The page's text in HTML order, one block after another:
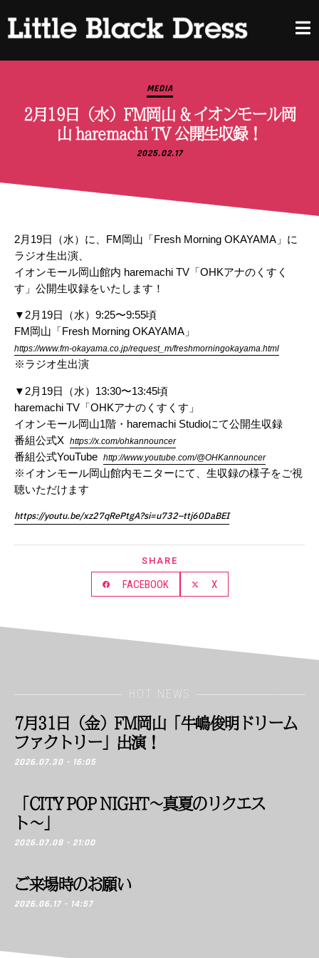
MEDIA
2月19日（水）FM岡山 & イオンモール岡
山 haremachi TV 公開生収録！
2025.02.17
2月19日（水）に、FM岡山「Fresh Morning OKAYAMA」に
ラジオ生出演、
イオンモール岡山館内 haremachi TV「OHKアナのくすく
す」公開生収録をいたします！
▼2月19日（水）9:25〜9:55頃
FM岡山「Fresh Morning OKAYAMA」
https://www.fm-okayama.co.jp/request_m/freshmorningokayama.html
※ラジオ生出演
▼2月19日（水）13:30〜13:45頃
haremachi TV「OHKアナのくすくす」
イオンモール岡山1階・haremachi Studioにて公開生収録
番組公式X https://x.com/ohkannouncer
番組公式YouTube http://www.youtube.com/@OHKannouncer
※イオンモール岡山館内モニターにて、生収録の様子をご視
聴いただけます
https://youtu.be/xz27qRePtgA?si=u732–ttj60DaBEI
SHARE
FACEBOOK X
HOT NEWS
7月31日（金）FM岡山「牛嶋俊明ドリーム
ファクトリー」出演！
2026.07.30 - 16:05
「CITY POP NIGHT〜真夏のリクエス
ト〜」
2026.07.08 - 21:00
ご来場時のお願い
2026.06.17 - 14:57